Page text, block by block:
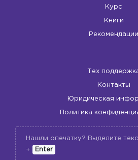
Курс
Книги
Рекомендации
Тех
Контакты
Юридическая
Политика
Нашли опечатку? Выделите
+
Enter